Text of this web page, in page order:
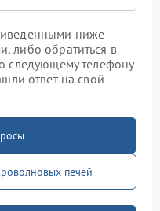
ниже
либо обратиться в
следующему телефону
ответ на свой
печей